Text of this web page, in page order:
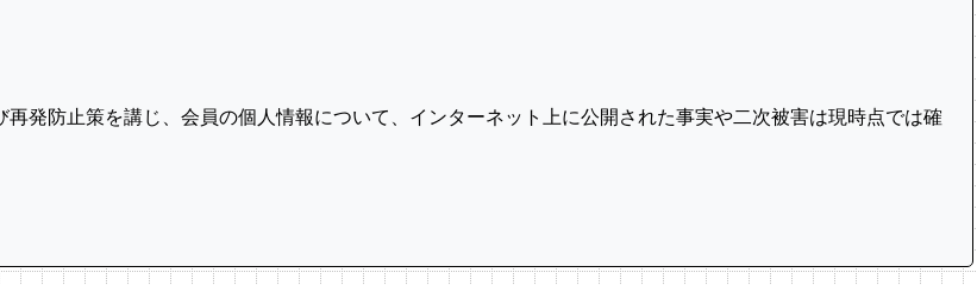
発防止策を講じ、会員の個人情報について、インターネット上に公開された事実や二次被害は現時点では確